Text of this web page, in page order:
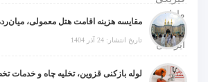
تاریخ انتشار: 24 آذر 1404